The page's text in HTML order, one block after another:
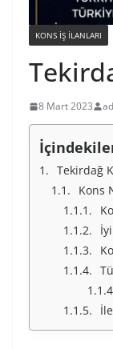
KONS IŞ ILANLARI
8 Mart 2023
Tekirdağ
Kons